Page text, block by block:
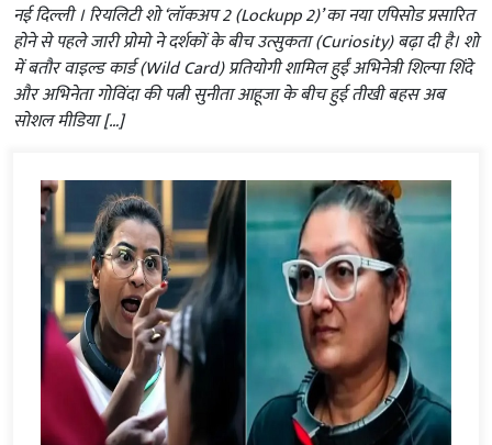
नई दिल्ली । रियलिटी शो ‘लॉकअप 2 (Lockupp 2)’ का नया एपिसोड प्रसारित
होने से पहले जारी प्रोमो ने दर्शकों के बीच उत्सुकता (Curiosity) बढ़ा दी है। शो
में बतौर वाइल्ड कार्ड (Wild Card) प्रतियोगी शामिल हुईं अभिनेत्री शिल्पा शिंदे
और अभिनेता गोविंदा की पत्नी सुनीता आहूजा के बीच हुई तीखी बहस अब
सोशल मीडिया […]